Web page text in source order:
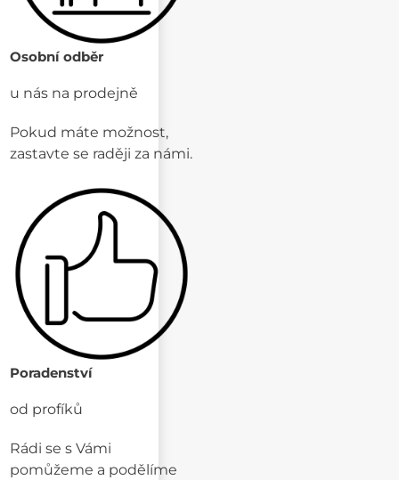
Osobní odběr
u nás na prodejně
Pokud máte možnost,
zastavte se raději za námi.
Poradenství
od profíků
Rádi se s Vámi
pomůžeme a podělíme